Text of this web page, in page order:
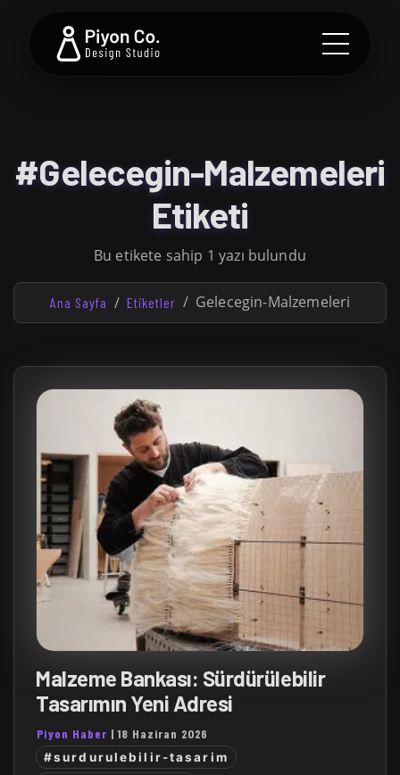
#Gelecegin-Malzemeleri
Etiketi
Bu etikete sahip 1 yazı bulundu
Ana Sayfa Etiketler Gelecegin-Malzemeleri
Malzeme Bankası: Sürdürülebilir
Tasarımın Yeni Adresi
Piyon Haber |18 Haziran 2026
#surdurulebilir-tasarim